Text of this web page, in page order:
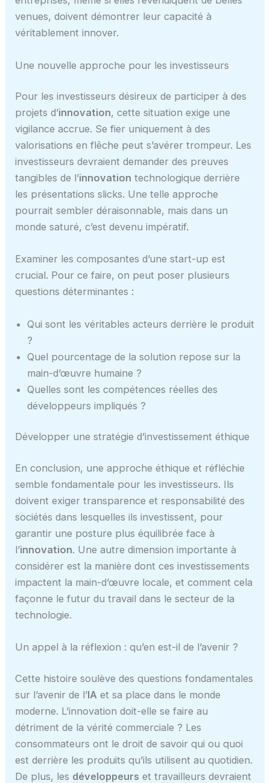
venues, doivent démontrer leur capacité à
véritablement innover.
Une nouvelle approche pour les investisseurs
Pour les investisseurs désireux de participer à des
projets d’innovation, cette situation exige une
vigilance accrue. Se fier uniquement à des
valorisations en flêche peut s’avérer trompeur. Les
investisseurs devraient demander des preuves
tangibles de l’innovation technologique derrière
les présentations slicks. Une telle approche
pourrait sembler déraisonnable, mais dans un
monde saturé, c’est devenu impératif.
Examiner les composantes d’une start-up est
crucial. Pour ce faire, on peut poser plusieurs
questions déterminantes :
Qui sont les véritables acteurs derrière le produit
?
Quel pourcentage de la solution repose sur la
main-d’œuvre humaine ?
Quelles sont les compétences réelles des
développeurs impliqués ?
Développer une stratégie d’investissement éthique
En conclusion, une approche éthique et réfléchie
semble fondamentale pour les investisseurs. Ils
doivent exiger transparence et responsabilité des
sociétés dans lesquelles ils investissent, pour
garantir une posture plus équilibrée face à
l’innovation. Une autre dimension importante à
considérer est la manière dont ces investissements
impactent la main-d’œuvre locale, et comment cela
façonne le futur du travail dans le secteur de la
technologie.
Un appel à la réflexion : qu’en est-il de l’avenir ?
Cette histoire soulève des questions fondamentales
sur l’avenir de l’IA et sa place dans le monde
moderne. L’innovation doit-elle se faire au
détriment de la vérité commerciale ? Les
consommateurs ont le droit de savoir qui ou quoi
est derrière les produits qu’ils utilisent au quotidien.
De plus, les développeurs et travailleurs devraient